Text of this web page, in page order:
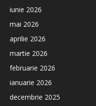
iunie 2026
mai 2026
aprilie 2026
martie 2026
februarie 2026
ianuarie 2026
decembrie 2025